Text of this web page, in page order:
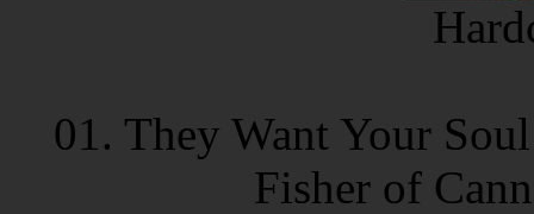
01. They Want Your
Fisher of